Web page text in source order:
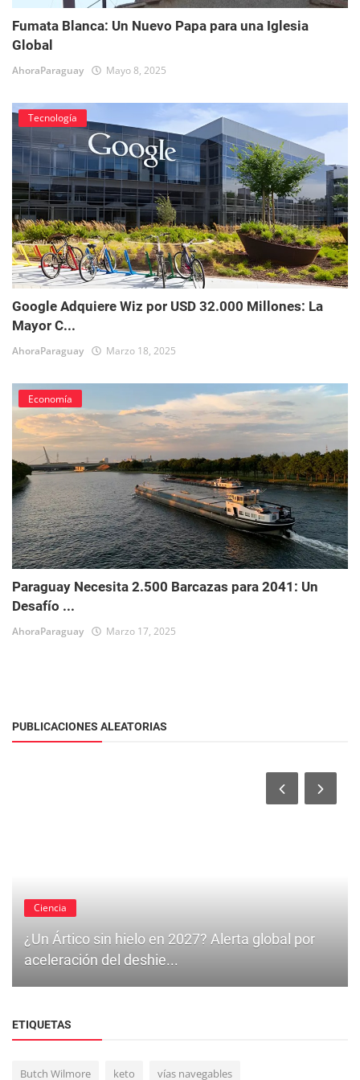
Fumata Blanca: Un Nuevo Papa para una Iglesia
Global
AhoraParaguay Mayo 8, 2025
Tecnología
Google Adquiere Wiz por USD 32.000 Millones: La
Mayor C...
AhoraParaguay Marzo 18, 2025
Economía
Paraguay Necesita 2.500 Barcazas para 2041: Un
Desafío ...
AhoraParaguay Marzo 17, 2025
PUBLICACIONES ALEATORIAS
Ciencia
¿Un Ártico sin hielo en 2027? Alerta global por
aceleración del deshie...
ETIQUETAS
Butch Wilmore keto vías navegables